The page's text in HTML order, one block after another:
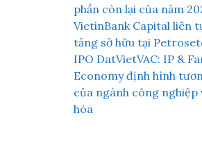
phần còn lại của năm
VietinBank Capital liên
tăng sở hữu tại
IPO DatVietVAC: IP &
Economy định hình
của ngành công nghiệp
hóa